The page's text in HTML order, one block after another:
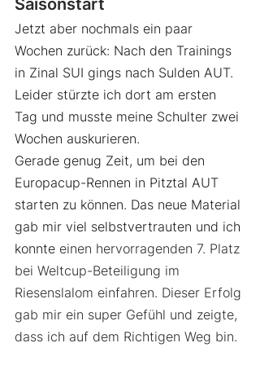
Saisonstart
Jetzt aber nochmals ein paar
Wochen zurück: Nach den Trainings
in Zinal SUI gings nach Sulden AUT.
Leider stürzte ich dort am ersten
Tag und musste meine Schulter zwei
Wochen auskurieren.
Gerade genug Zeit, um bei den
Europacup-Rennen in Pitztal AUT
starten zu können. Das neue Material
gab mir viel selbstvertrauten und ich
konnte einen hervorragenden 7. Platz
bei Weltcup-Beteiligung im
Riesenslalom einfahren. Dieser Erfolg
gab mir ein super Gefühl und zeigte,
dass ich auf dem Richtigen Weg bin.